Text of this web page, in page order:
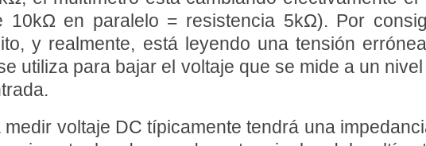
en paralelo = resistencia 5kΩ). Por
y realmente, está leyendo una tensión
utiliza para bajar el voltaje que se mide a un
voltaje DC típicamente tendrá una